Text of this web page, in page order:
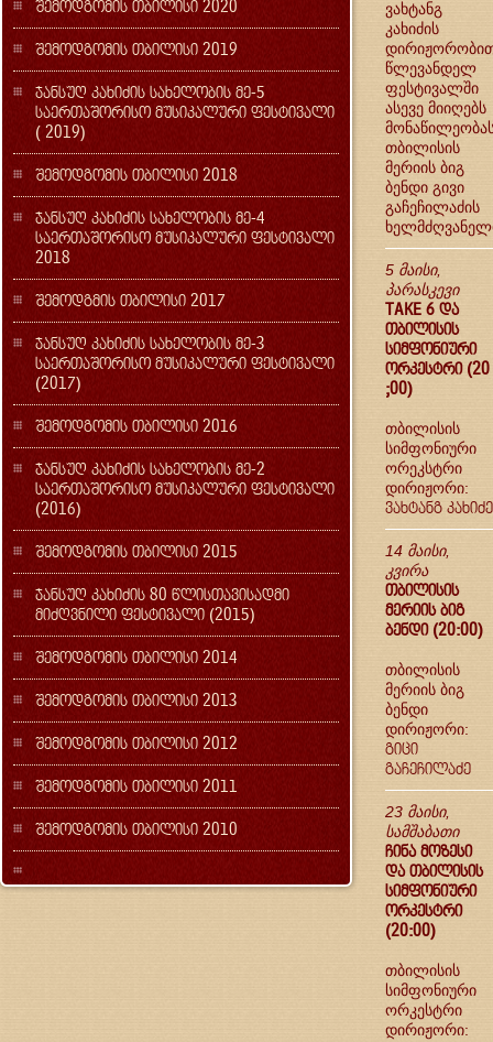
შემოდგომის თბილისი 2020
შემოდგომის თბილისი 2019
ჯანსუღ კახიძის სახელობის მე-5
საერთაშორისო მუსიკალური ფესტივალი
( 2019)
შემოდგომის თბილისი 2018
ჯანსუღ კახიძის სახელობის მე-4
საერთაშორისო მუსიკალური ფესტივალი
2018
შემოდგმის თბილისი 2017
ჯანსუღ კახიძის სახელობის მე-3
საერთაშორისო მუსიკალური ფესტივალი
(2017)
შემოდგომის თბილისი 2016
ჯანსუღ კახიძის სახელობის მე-2
საერთაშორისო მუსიკალური ფესტივალი
(2016)
შემოდგომის თბილისი 2015
ჯანსუღ კახიძის 80 წლისთავისადმი
მიძღვნილი ფესტივალი (2015)
შემოდგომის თბილისი 2014
შემოდგომის თბილისი 2013
შემოდგომის თბილისი 2012
შემოდგომის თბილისი 2011
შემოდგომის თბილისი 2010
ვახტანგ
კახიძის
წლევანდელ
ფესტივალში
ასევე მიიღებს
თბილისის
მერიის ბიგ
ბენდი გივი
გაჩეჩილაძის
5 მაისი,
პარასკევი
TAKE 6 და
თბილისის
სიმფონიური
ორკესტრი (20
;00)
თბილისის
სიმფონიური
ორეკსტრი
დირიჟორი:
ვახტანგ კახიძე
14 მაისი,
კვირა
თბილისის
მერიის ბიგ
ბენდი (20:00)
თბილისის
მერიის ბიგ
ბენდი
დირიჟორი:
გიცი
გაჩეჩილაძე
23 მაისი,
სამშაბათი
ჩინა მოზესი
და თბილისის
სიმფონიური
ორკესტრი
(20:00)
თბილისის
სიმფონიური
ორკესტრი
დირიჟორი: